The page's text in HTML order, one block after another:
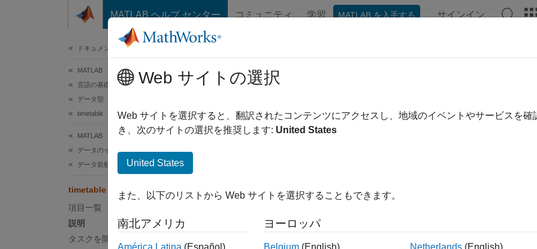
コンテンツへスキップ
MATLAB ヘルプ センター コミュニティ 学習 MATLAB を入手する サインイン
ドキュメンテーションのホーム
MATLAB
言語の基礎
データ型
timetable
MATLAB
データのインポートと解析
データ前処理
timetable の時間再調整
項目一覧
説明
タスクを開く
timetable の時間再調整
ライブ エディターでの timetable データのリサンプリングまたは集約
のデータをリサンプリングまたは集約できます。また、このタスク
このタスクを使用すると、次を行うことができます。
Web サイトの選択
Web サイトを選択すると、翻訳されたコンテンツにアクセスし、地域のイベントやサービスを
き、次のサイトの選択を推奨します: United States
United States
また、以下のリストから Web サイトを選択することもできます。
南北アメリカ ヨーロッパ